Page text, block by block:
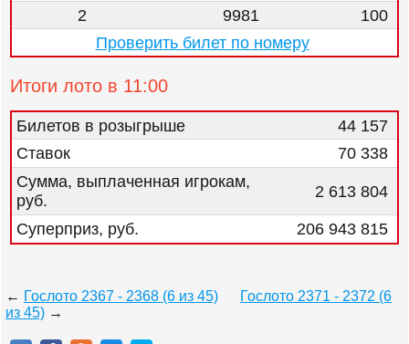
2
9981
100
Проверить билет по номеру
Итоги лото в 11:00
Билетов в розыгрыше
44 157
Ставок
70 338
Сумма, выплаченная игрокам,
руб.
2 613 804
Суперприз, руб. 206 943 815
← Гослото 2367 - 2368 (6 из 45)
Гослото 2371 - 2372 (6
из 45) →